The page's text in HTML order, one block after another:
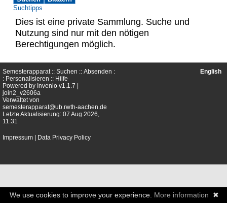
Suchtipps
Dies ist eine private Sammlung. Suche und
Nutzung sind nur mit den nötigen
Berechtigungen möglich.
Semesterapparat :: Suchen :: Absenden :
: Personalisieren :: Hilfe
Powered by Invenio v1.1.7 |
join2_v2606a
Verwaltet von
semesterapparat@ub.rwth-aachen.de
Letzte Aktualisierung: 07 Aug 2026,
11:31
Impressum Data Privacy Policy
English
✖
We use cookies to improve your experience. More information